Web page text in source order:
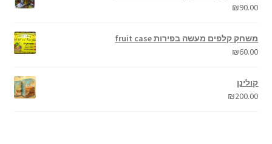
₪90.00
משחק קלפים מעשה בפירות fruit case
₪60.00
קולינן
₪200.00